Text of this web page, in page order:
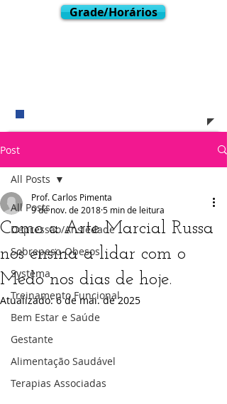
Grade/Horários
Post
All Posts
Depressão/Ansiedade
Sobrepeso-Obesos
Systema
Treinamento Funcional
Bem Estar e Saúde
Gestante
Alimentação Saudável
Terapias Associadas
All Posts
Como a Arte Marcial Russa
nos ensina a lidar com o
Medo nos dias de hoje.
Prof. Carlos Pimenta
9 de nov. de 20185 min de leitura
Atualizado:6 de mai. de 2025